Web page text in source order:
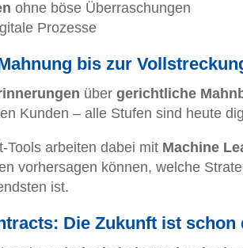
ohne böse Überraschungen
Prozesse
bis zur
über gerichtliche
Kunden – alle Stufen sind heute
Tools arbeiten dabei mit Machine
vorhersagen können, welche
ist.
Die Zukunft ist schon